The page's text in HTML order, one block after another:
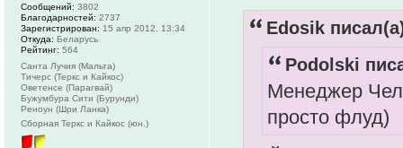
Edosik
Podolski
Менеджер
просто флуд)
Сообщений: 3802
Благодарностей: 2737
Зарегистрирован: 15 апр 2012, 13:34
Откуда: Беларусь
Рейтинг: 564
Санта Лучия (Мальта)
Тичерс (Теркс и Кайкос)
Оветенсе (Парагвай)
Бужумбура Сити (Бурунди)
Реноун (Шри Ланка)
Сборная Теркс и Кайкос (юн.)